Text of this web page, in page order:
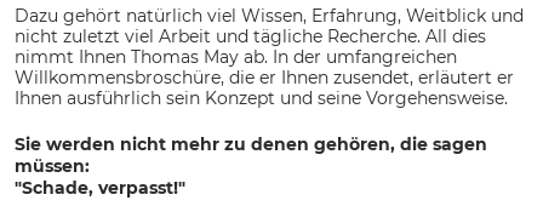
Dazu gehört natürlich viel Wissen, Erfahrung, Weitblick und
nicht zuletzt viel Arbeit und tägliche Recherche. All dies
nimmt Ihnen Thomas May ab. In der umfangreichen
Willkommensbroschüre, die er Ihnen zusendet, erläutert er
Ihnen ausführlich sein Konzept und seine Vorgehensweise.
Sie werden nicht mehr zu denen gehören, die sagen
müssen:
"Schade, verpasst!"